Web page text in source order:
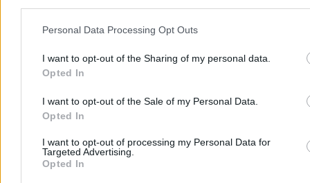
Personal Data Processing Opt Outs
I want to opt-out of the Sharing of my personal data.
Opted In
I want to opt-out of the Sale of my Personal Data.
Opted In
I want to opt-out of processing my Personal Data for
Targeted Advertising.
Opted In
07:51Leon XIV jak Jan Paweł II. Sam niósł krzyż przez całą
IMGW wydał ostrzeżenia dla wielu regionów kraju. Silny
Amerykańskie samoloty strącone. Trump: Jesteśmy w stanie
wielkanocnej wciąż żywa
Pochwała trzepaka. W poszukiwaniu utraconego świata